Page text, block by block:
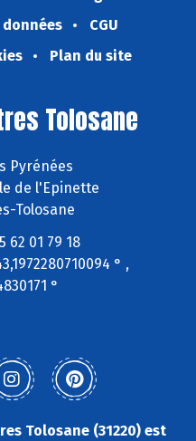
CGU
Plan du site
Tolosane
Pyrénées
de l'Epinette
Tolosane
62 01 79 18
° ,
°
Tolosane (31220) est